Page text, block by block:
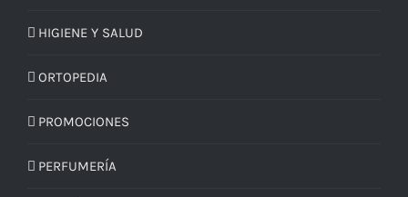
HIGIENE Y SALUD
ORTOPEDIA
PROMOCIONES
PERFUMERÍA